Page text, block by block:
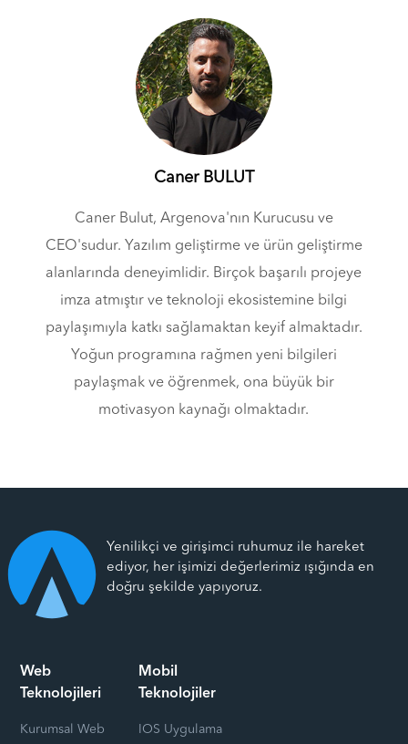
Caner BULUT
Caner Bulut, Argenova'nın Kurucusu ve
CEO'sudur. Yazılım geliştirme ve ürün geliştirme
alanlarında deneyimlidir. Birçok başarılı projeye
imza atmıştır ve teknoloji ekosistemine bilgi
paylaşımıyla katkı sağlamaktan keyif almaktadır.
Yoğun programına rağmen yeni bilgileri
paylaşmak ve öğrenmek, ona büyük bir
motivasyon kaynağı olmaktadır.
Yenilikçi ve girişimci ruhumuz ile hareket
ediyor, her işimizi değerlerimiz ışığında en
doğru şekilde yapıyoruz.
Web
Teknolojileri
Kurumsal Web
Mobil
Teknolojiler
IOS Uygulama